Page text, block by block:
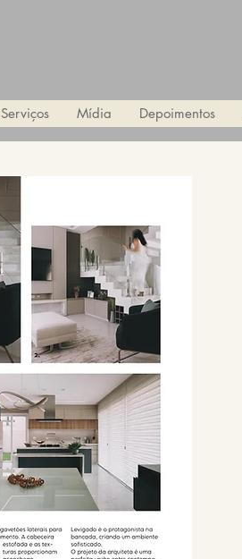
Serviços Mídia Depoimentos